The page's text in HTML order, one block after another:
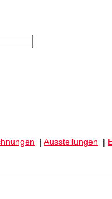
| Ausstellungen |